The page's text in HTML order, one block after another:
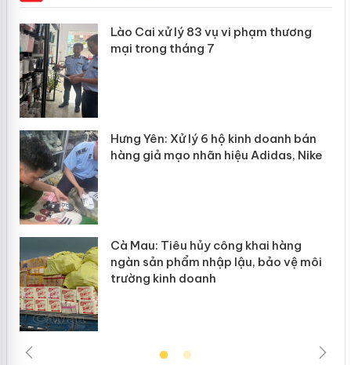
Lào Cai xử lý 83 vụ vi phạm thương
mại trong tháng 7
Hưng Yên: Xử lý 6 hộ kinh doanh bán
hàng giả mạo nhãn hiệu Adidas, Nike
Cà Mau: Tiêu hủy công khai hàng
ngàn sản phẩm nhập lậu, bảo vệ môi
trường kinh doanh